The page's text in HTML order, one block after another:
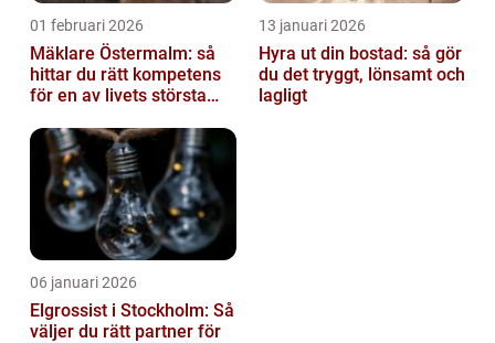
01 februari 2026
Mäklare Östermalm: så
hittar du rätt kompetens
för en av livets största
13 januari 2026
Hyra ut din bostad: så gör
du det tryggt, lönsamt och
lagligt
06 januari 2026
Elgrossist i Stockholm: Så
väljer du rätt partner för